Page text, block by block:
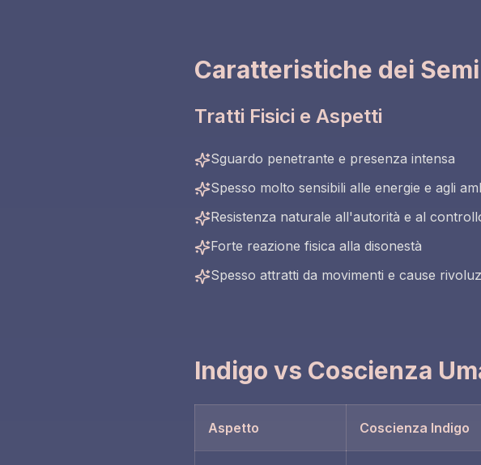
Caratteristiche dei
Tratti Fisici e Aspetti
Sguardo penetrante e presenza intensa
Spesso molto sensibili alle energie e agli
Resistenza naturale all'autorità e al
Forte reazione fisica alla disonestà
Spesso attratti da movimenti e cause
Indigo vs Coscienza
Aspetto Coscienza Indigo